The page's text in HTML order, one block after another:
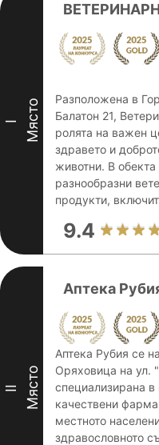
I Място
Разположена в
Балатон 21,
ролята на важен
здравето и
животни. В обекта
разнообразни
продукти,
9.4
II Място
Аптека
Аптека Рубия се
Оряховица на ул.
специализирана в
качествени
местното
здравословното